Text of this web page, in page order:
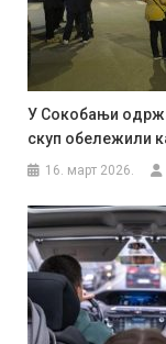
У Сокобањи
скуп обележили
16. март 2026.